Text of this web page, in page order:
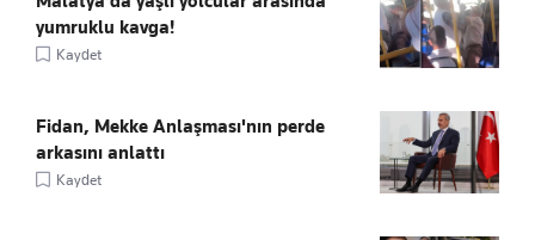
yumruklu kavga!
Kaydet
Fidan, Mekke Anlaşması'nın perde
arkasını anlattı
Kaydet